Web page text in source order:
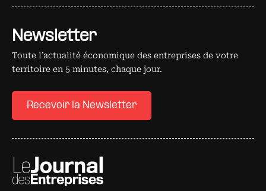
Newsletter
Toute l’actualité économique des entreprises de votre
territoire en 5 minutes, chaque jour.
Recevoir la Newsletter